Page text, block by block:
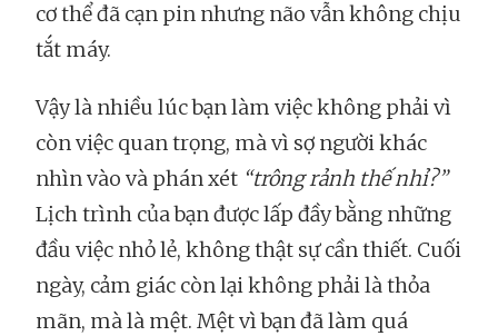
cơ thể đã cạn pin nhưng não vẫn không chịu
tắt máy.
Vậy là nhiều lúc bạn làm việc không phải vì
còn việc quan trọng, mà vì sợ người khác
nhìn vào và phán xét “trông rảnh thế nhỉ?”
Lịch trình của bạn được lấp đầy bằng những
đầu việc nhỏ lẻ, không thật sự cần thiết. Cuối
ngày, cảm giác còn lại không phải là thỏa
mãn, mà là mệt. Mệt vì bạn đã làm quá